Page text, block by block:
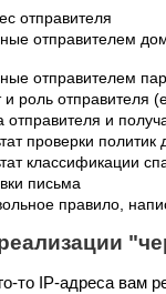
отправителя
отправителем
отправителем
и роль отправителя
отправителя и
проверки
классификации
письма
правило,
то IP-адреса вам